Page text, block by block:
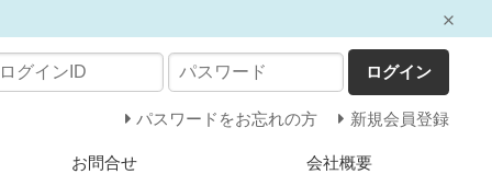
ログイン
パスワードをお忘れの方 新規会員登録
お問合せ 会社概要